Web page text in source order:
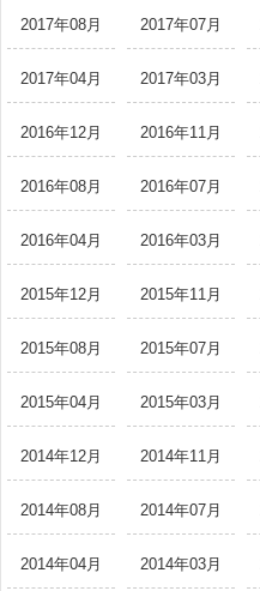
2017年08月 2017年07月
2017年04月 2017年03月
2016年12月 2016年11月
2016年08月 2016年07月
2016年04月 2016年03月
2015年12月 2015年11月
2015年08月 2015年07月
2015年04月 2015年03月
2014年12月 2014年11月
2014年08月 2014年07月
2014年04月 2014年03月